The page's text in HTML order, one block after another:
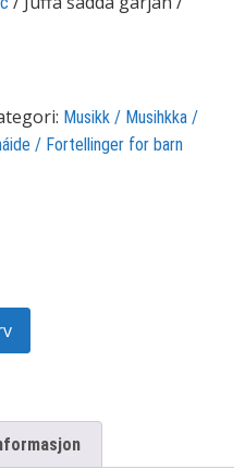
Musikk / Musihkka /
/ Fortellinger for barn